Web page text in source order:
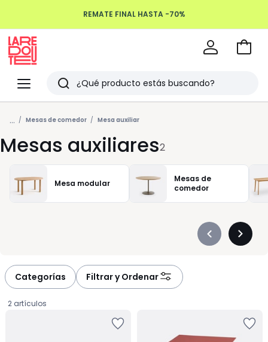
REMATE FINAL HASTA -70%
Menu
Redoute
Buscar
Últimos
artículos
vistos
Ir
... Mesas de comedor Mesa auxiliar
Mesas auxiliares2
Mesa modular
Mesas de
comedor
Précédent
Categorías Filtrar y Ordenar
2 artículos